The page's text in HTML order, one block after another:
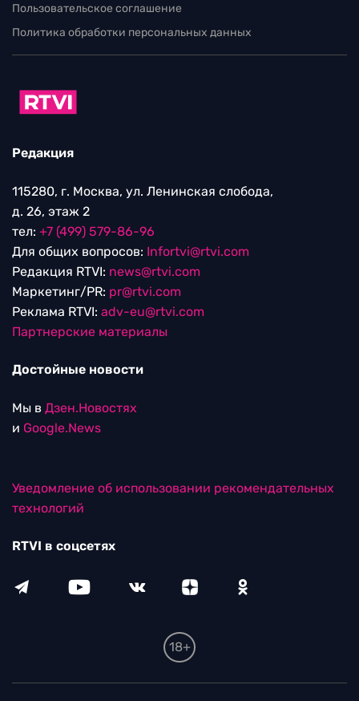
Пользовательское соглашение
Политика обработки персональных данных
Редакция
115280, г. Москва, ул. Ленинская слобода,
д. 26, этаж 2
тел: +7 (499) 579-86-96
Для общих вопросов: Infortvi@rtvi.com
Редакция RTVI: news@rtvi.com
Маркетинг/PR: pr@rtvi.com
Реклама RTVI: adv-eu@rtvi.com
Партнерские материалы
Достойные новости
Мы в Дзен.Новостях
и Google.News
Уведомление об использовании рекомендательных
технологий
RTVI в соцсетях
18+